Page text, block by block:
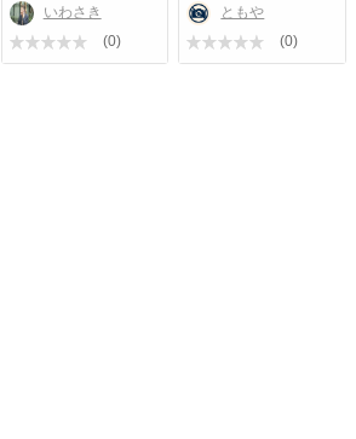
いわさき
(0)
ともや
(0)